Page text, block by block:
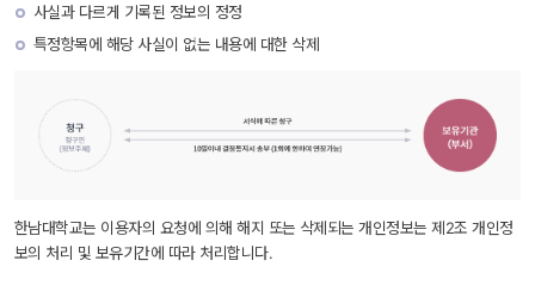
사실과 다르게 기록된 정보의 정정
특정항목에 해당 사실이 없는 내용에 대한 삭제
한남대학교는 이용자의 요청에 의해 해지 또는 삭제되는 개인정보는 제2조 개인정
보의 처리 및 보유기간에 따라 처리합니다.